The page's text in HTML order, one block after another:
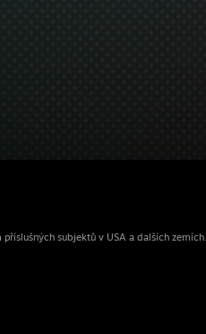
subjektů v USA a dalších zemích.